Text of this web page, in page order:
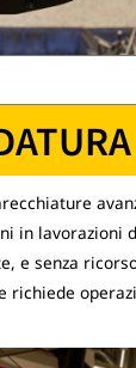
in lavorazioni
e senza
richiede